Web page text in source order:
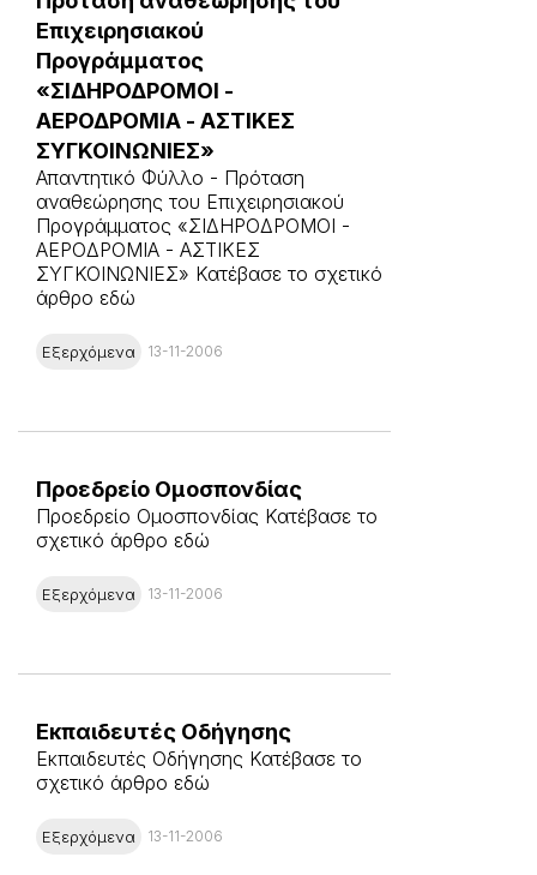
Επιχειρησιακού
Προγράμματος
«ΣΙΔΗΡΟΔΡΟΜΟΙ -
ΑΕΡΟΔΡΟΜΙΑ - ΑΣΤΙΚΕΣ
ΣΥΓΚΟΙΝΩΝΙΕΣ»
Απαντητικό Φύλλο - Πρόταση
αναθεώρησης του Επιχειρησιακού
Προγράμματος «ΣΙΔΗΡΟΔΡΟΜΟΙ -
ΑΕΡΟΔΡΟΜΙΑ - ΑΣΤΙΚΕΣ
ΣΥΓΚΟΙΝΩΝΙΕΣ» Κατέβασε το σχετικό
άρθρο εδώ
Εξερχόμενα 13-11-2006
Προεδρείο Ομοσπονδίας
Προεδρείο Ομοσπονδίας Κατέβασε το
σχετικό άρθρο εδώ
Εξερχόμενα 13-11-2006
Εκπαιδευτές Οδήγησης
Εκπαιδευτές Οδήγησης Κατέβασε το
σχετικό άρθρο εδώ
Εξερχόμενα 13-11-2006